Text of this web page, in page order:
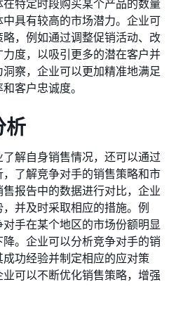
特定时段购买某个产品的数量
具有较高的市场潜力。企业可
，例如通过调整促销活动、改
度，以吸引更多的潜在客户并
察，企业可以更加精准地满足
客户忠诚度。
析
解自身销售情况，还可以通过
了解竞争对手的销售策略和市
报告中的数据进行对比，企业
并及时采取相应的措施。例
手在某个地区的市场份额明显
。企业可以分析竞争对手的销
功经验并制定相应的应对策
可以不断优化销售策略，增强